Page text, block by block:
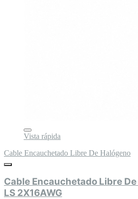
Vista rápida
Cable Encauchetado Libre De Halógeno
Cable Encauchetado Libre
LS 2X16AWG